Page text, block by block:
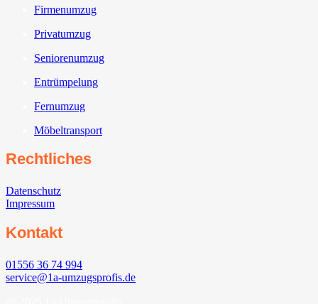
Firmenumzug
Privatumzug
Seniorenumzug
Entrümpelung
Fernumzug
Möbeltransport
Rechtliches
Datenschutz
Impressum
Kontakt
01556 36 74 994
service@1a-umzugsprofis.de